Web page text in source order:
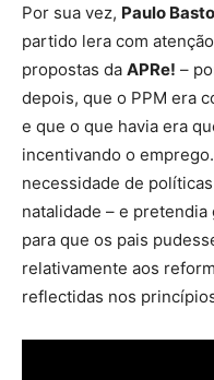
Por sua vez, Paulo
partido lera com
propostas da APRe! –
depois, que o PPM era
e que o que havia era
incentivando o
necessidade de
natalidade – e
para que os pais
relativamente aos
reflectidas nos